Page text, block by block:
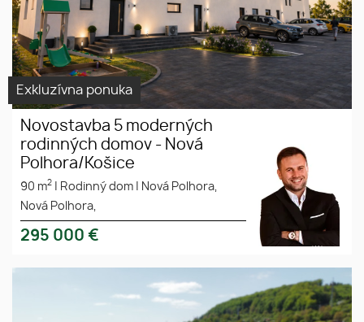
Exkluzívna ponuka
Novostavba 5 moderných
rodinných domov - Nová
Polhora/Košice
90 m2 Rodinný dom
Nová Polhora,
Nová Polhora,
295 000 €
Moderný sklad s veľkým
areálom, ul. Budovateľská,
sklad
areál